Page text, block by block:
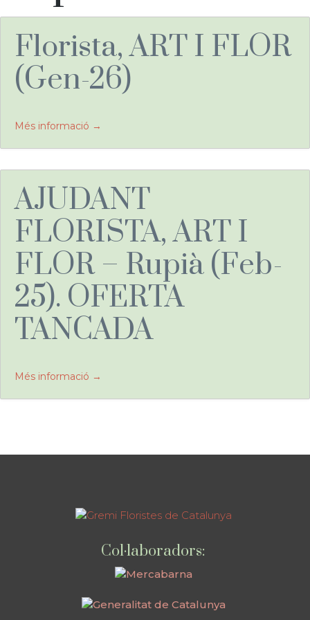
del
lloc
de
treball:
Florista, ART I FLOR
(Gen-26)
Més informació
AJUDANT
FLORISTA, ART I
FLOR – Rupià (Feb-
25). OFERTA
TANCADA
Més informació
Col·laboradors: